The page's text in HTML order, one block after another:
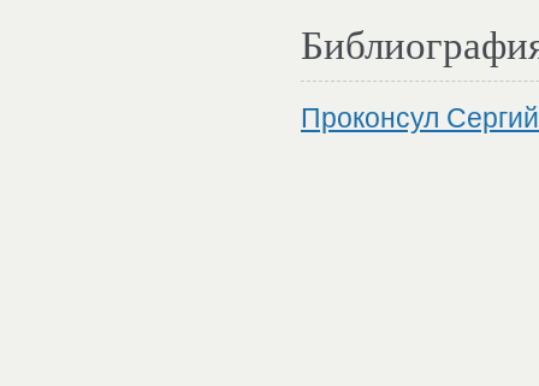
Проконсул